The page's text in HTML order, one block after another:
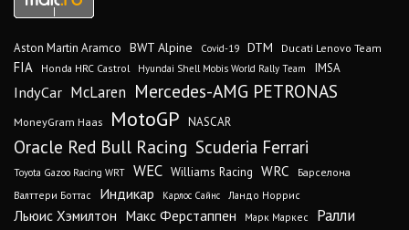
Aston Martin Aramco BWT Alpine Covid-19 DTM Ducati Lenovo Team
FIA Honda HRC Castrol Hyundai Shell Mobis World Rally Team IMSA
IndyCar McLaren Mercedes-AMG PETRONAS
MoneyGram Haas MotoGP NASCAR
Oracle Red Bull Racing Scuderia Ferrari
Toyota Gazoo Racing WRT WEC Williams Racing WRC
Барселона
Валттери Боттас
Индикар Карлос Сайнс Ландо Норрис
Льюис Хэмилтон Макс Ферстаппен Марк Маркес Ралли